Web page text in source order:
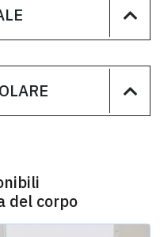
del corpo